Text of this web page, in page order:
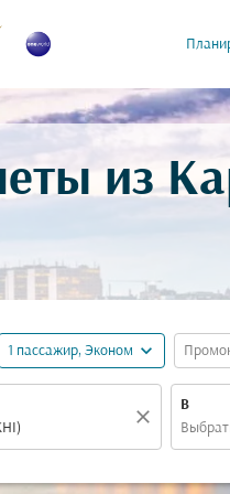
из
1 пассажир, Эконом expand_more
close
В